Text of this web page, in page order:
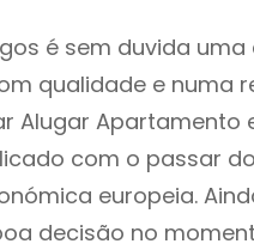
é sem duvida
qualidade e numa
Alugar
com o passar
europeia.
decisão no